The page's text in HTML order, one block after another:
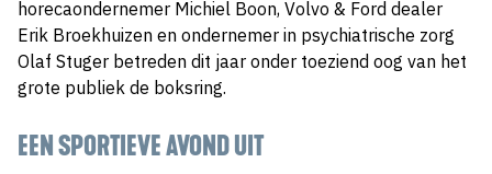
horecaondernemer Michiel Boon, Volvo & Ford dealer
Erik Broekhuizen en ondernemer in psychiatrische zorg
Olaf Stuger betreden dit jaar onder toeziend oog van het
grote publiek de boksring.
EEN SPORTIEVE AVOND UIT